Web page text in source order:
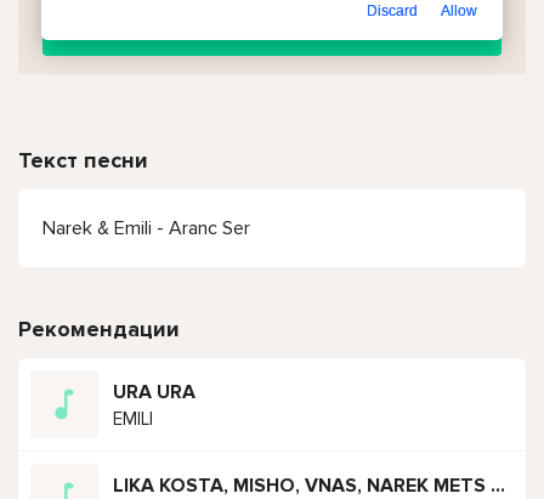
Текст песни
Narek & Emili - Aranc Ser
Рекомендации
URA URA
EMILI
LIKA KOSTA, MISHO, VNAS, NAREK METS HAYQ, HT HAYKO, SENCHO, MOS, FEKA23
Discard Allow